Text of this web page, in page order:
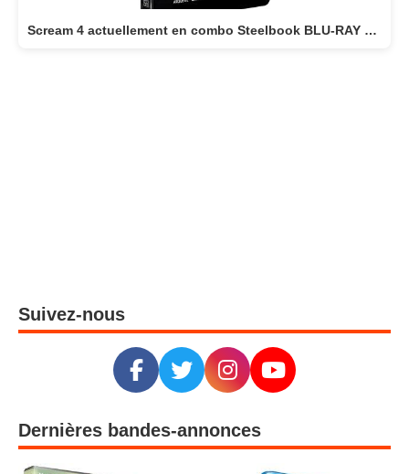
Scream 4 actuellement en combo Steelbook BLU-RAY 4K + BLU-RAY
Suivez-nous
Dernières bandes-annonces